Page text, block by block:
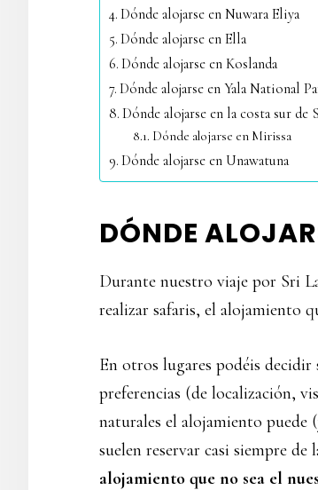
Dónde alojarse en Nuwara Eliya
Dónde alojarse en Ella
Dónde alojarse en Koslanda
Dónde alojarse en Yala National
Dónde alojarse en la costa sur de
Dónde alojarse en Mirissa
Dónde alojarse en Unawatuna
DÓNDE
Durante nuestro viaje por Sri
realizar safaris, el alojamiento
En otros lugares podéis
preferencias (de localización,
naturales el alojamiento puede
suelen reservar casi siempre
alojamiento que no sea el